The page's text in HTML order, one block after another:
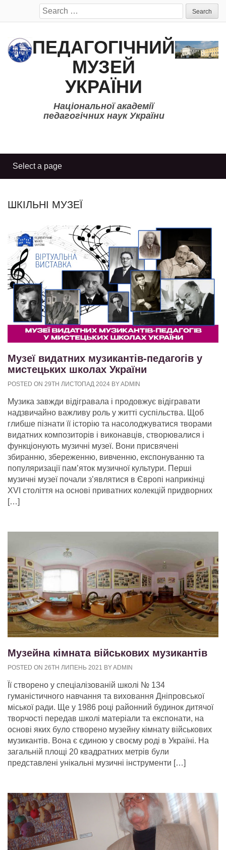
Search
for:
ПЕДАГОГІЧНИЙ
МУЗЕЙ
УКРАЇНИ
Національної академії
педагогічних наук України
ШКІЛЬНІ МУЗЕЇ
Музеї видатних музикантів-педагогів у
мистецьких школах України
POSTED ON 29TH ЛИСТОПАД 2024 BY ADMIN
Музика завжди відігравала і продовжує відігравати
надзвичайно важливу роль у житті суспільства. Щоб
глибше пізнати її історію та насолоджуватися творами
видатних композиторів і виконавців, створювалися і
функціонують музичні музеї. Вони присвячені
збиранню, збереженню, вивченню, експонуванню та
популяризації пам’яток музичної культури. Перші
музичні музеї почали з’являтися в Європі наприкінці
XVI століття на основі приватних колекцій придворних
[…]
Музейна кімната військових музикантів
POSTED ON 26TH ЛИПЕНЬ 2021 BY ADMIN
Її створено у спеціалізованій школі № 134
гуманістичного навчання та виховання Дніпровської
міської ради. Ще у 1986 році районний будинок дитячої
творчості передав школі матеріали та експонати, на
основі яких було створено музейну кімнату військових
музикантів. Вона є єдиною у своєму роді в Україні. На
загальній площі 20 квадратних метрів були
представлені унікальні музичні інструменти […]